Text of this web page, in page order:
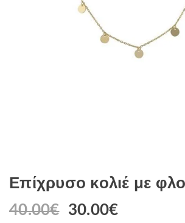
Επίχρυσο κολιέ με
40.00€ 30.00€